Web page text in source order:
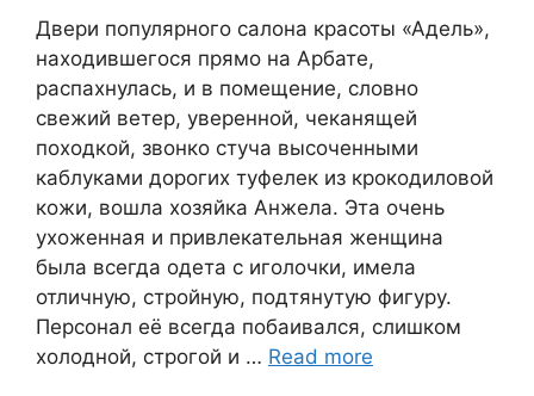
Двери популярного салона красоты «Адель»,
находившегося прямо на Арбате,
распахнулась, и в помещение, словно
свежий ветер, уверенной, чеканящей
походкой, звонко стуча высоченными
каблуками дорогих туфелек из крокодиловой
кожи, вошла хозяйка Анжела. Эта очень
ухоженная и привлекательная женщина
была всегда одета с иголочки, имела
отличную, стройную, подтянутую фигуру.
Персонал её всегда побаивался, слишком
холодной, строгой и … Read more